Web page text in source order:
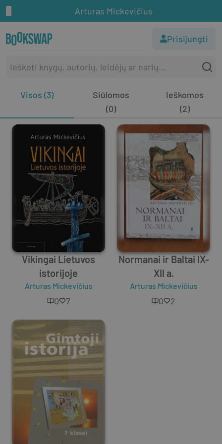
Arturas Mickevičius
Prisijungti
Visos (3)
Siūlomos
(0)
Ieškomos
(2)
Vikingai Lietuvos
istorijoje
Arturas Mickevičius
0 7
Normanai ir Baltai IX-
XII a.
Arturas Mickevičius
0 2